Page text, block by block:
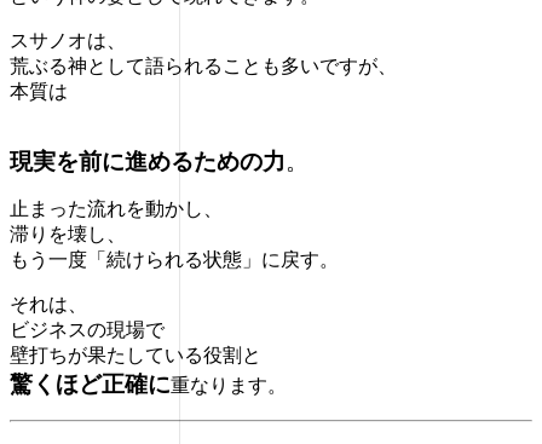
スサノオは、
荒ぶる神として語られることも多いですが、
本質は
現実を前に進めるための力。
止まった流れを動かし、
滞りを壊し、
もう一度「続けられる状態」に戻す。
それは、
ビジネスの現場で
壁打ちが果たしている役割と
驚くほど正確に重なります。